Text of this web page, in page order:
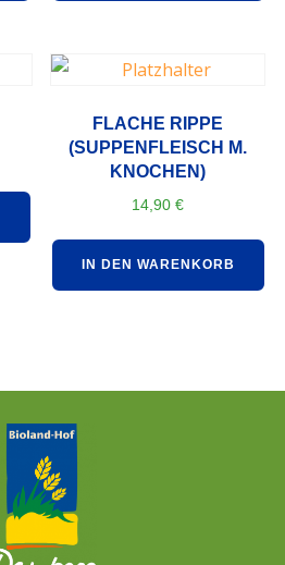
FLACHE RIPPE
(SUPPENFLEISCH M.
KNOCHEN)
14,90€
IN DEN WARENKORB